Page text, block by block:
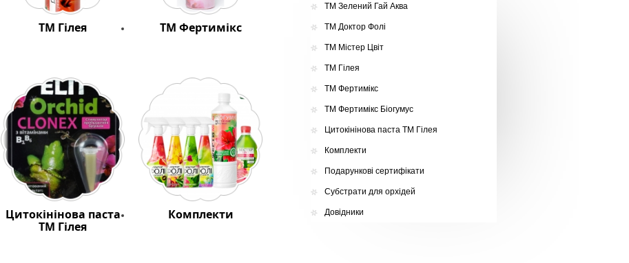
ТМ Зелений Гай Аква
ТМ Доктор Фолі
ТМ Містер Цвіт
ТМ Гілея
ТМ Фертимікс
ТМ Фертимікс Біогумус
Цитокінінова паста ТМ Гілея
Комплекти
Подарункові сертифікати
Субстрати для орхідей
Довідники
ТМ Гілея ТМ Фертимікс
Цитокінінова паста
ТМ Гілея
Комплекти